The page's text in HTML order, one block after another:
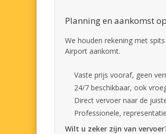
Planning en aankomst
We houden rekening met
Airport aankomt.
Vaste prijs vooraf, geen
24/7 beschikbaar, ook
Direct vervoer naar de
Professionele,
Wilt u zeker zijn van